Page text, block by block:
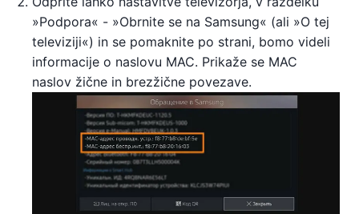
»Podpora« - »Obrnite se na Samsung« (ali »O tej
televiziji«) in se pomaknite po strani, bomo videli
informacije o naslovu MAC. Prikaže se MAC
naslov žične in brezžične povezave.